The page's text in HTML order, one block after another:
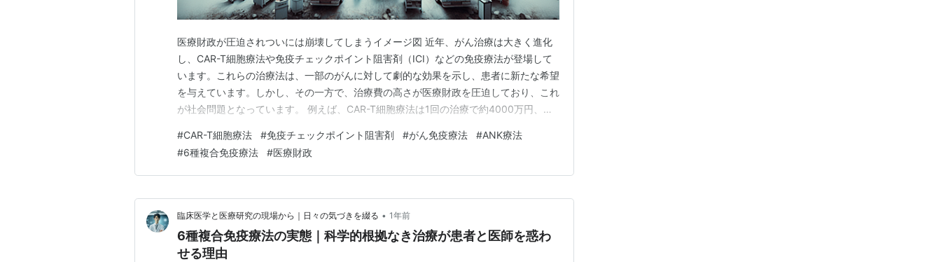
医療財政が圧迫されついには崩壊してしまうイメージ図 近年、がん治療は大きく進化
し、CAR-T細胞療法や免疫チェックポイント阻害剤（ICI）などの免疫療法が登場して
います。これらの治療法は、一部のがんに対して劇的な効果を示し、患者に新たな希望
を与えています。しかし、その一方で、治療費の高さが医療財政を圧迫しており、これ
が社会問題となっています。 例えば、CAR-T細胞療法は1回の治療で約4000万円、免
ではこれらの治療がに保険適用され、高額療養費制度も運用ているため、最終的には国
がほとんどのコストを負担する仕組み…
#CAR-T細胞療法 #免疫チェックポイント阻害剤 #がん免疫療法 #ANK療法
#6種複合免疫療法 #医療財政
臨床医学と医療研究の現場から｜日々の気づきを綴る • 1年前
6種複合免疫療法の実態｜科学的根拠なき治療が患者と医師を惑わ
せる理由